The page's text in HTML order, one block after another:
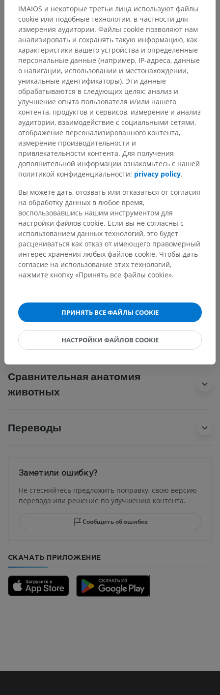
Галерея
Анатомическая иерархия
Анатомия человека 2
Человеческое тело> Systemata integrantia
Сердечно-сосудистая система> Vasa cardiaca
Venae cardiacae
Основные структуры:
Венечный синус
Venae anteriores cordis
Анатомия человека 1
Сравнительная анатомия
животных
Переводы
Заметили ошибку?
Не стесняйтесь предложить поправку, свою версию
перевода или решение по улучшению контента.
Сообщить об ошибке
СКАЧАТЬ ПРИЛОЖЕНИЕ
IMAIOS и некоторые третьи лица используют файлы
cookie или подобные технологии, в частности для
измерения аудитории. Файлы cookie позволяют нам
анализировать и сохранять такую информацию, как
характеристики вашего устройства и определенные
персональные данные (например, IP-адреса, данные
о навигации, использовании и местонахождении,
уникальные идентификаторы). Эти данные
обрабатываются в следующих целях: анализ и
улучшение опыта пользователя и/или нашего
контента, продуктов и сервисов, измерение и анализ
аудитории, взаимодействие с социальными сетями,
отображение персонализированного контента,
измерение производительности и
привлекательности контента. Для получения
дополнительной информации ознакомьтесь с нашей
политикой конфиденциальности: privacy policy.
Вы можете дать, отозвать или отказаться от согласия
на обработку данных в любое время,
воспользовавшись нашим инструментом для
настройки файлов cookie. Если вы не согласны с
использованием данных технологий, это будет
расцениваться как отказ от имеющего правомерный
интерес хранения любых файлов cookie. Чтобы дать
согласие на использование этих технологий,
нажмите кнопку «Принять все файлы cookie».
ПРИНЯТЬ ВСЕ ФАЙЛЫ COOKIE
НАСТРОЙКИ ФАЙЛОВ COOKIE